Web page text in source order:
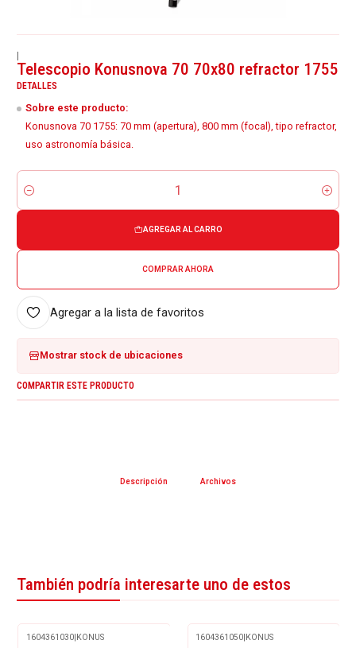
|
Telescopio Konusnova 70 70x80 refractor 1755
DETALLES
Sobre este producto:
Konusnova 70 1755: 70 mm (apertura), 800 mm (focal), tipo refractor,
uso astronomía básica.
Cantidad
AGREGAR AL CARRO
COMPRAR AHORA
Agregar a la lista de favoritos
Mostrar stock de ubicaciones
COMPARTIR ESTE PRODUCTO
Descripción Archivos
También podría interesarte uno de estos
1604361030|KONUS 1604361050|KONUS